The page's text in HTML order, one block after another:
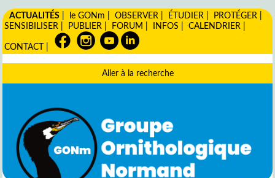
ACTUALITÉS le GONm |OBSERVER ÉTUDIER PROTÉGER
SENSIBILISER
PUBLIER FORUM INFOS |CALENDRIER
CONTACT
Aller à la recherche